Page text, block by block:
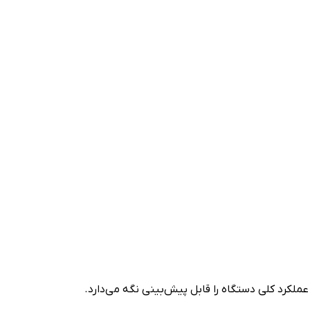
کلی دستگاه را قابل پیش‌بینی نگه می‌دارد.